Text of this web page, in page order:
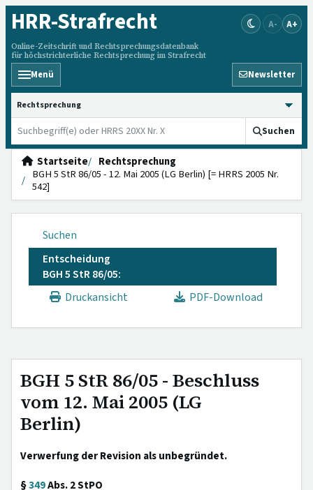
HRR-Strafrecht
Online-Zeitschrift und Rechtsprechungsdatenbank
für höchstrichterliche Rechtsprechung im Strafrecht
A- A+
Menü Newsletter
HRRS durchsuchen
Suchen
Startseite
Rechtsprechung
BGH 5 StR 86/05 - 12. Mai 2005 (LG Berlin) [= HRRS 2005 Nr.
542]
Suchen
Entscheidung
BGH 5 StR 86/05:
Druckansicht
PDF-Download
BGH 5 StR 86/05 - Beschluss
vom 12. Mai 2005 (LG
Berlin)
Verwerfung der Revision als unbegründet.
§349Abs. 2 StPO